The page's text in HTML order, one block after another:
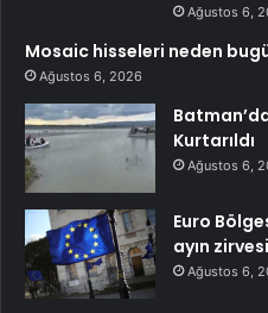
Ağustos 6,
Mosaic hisseleri neden
Ağustos 6, 2026
Kurtarıldı
Ağustos 6,
Euro
ayın
Ağustos 6,